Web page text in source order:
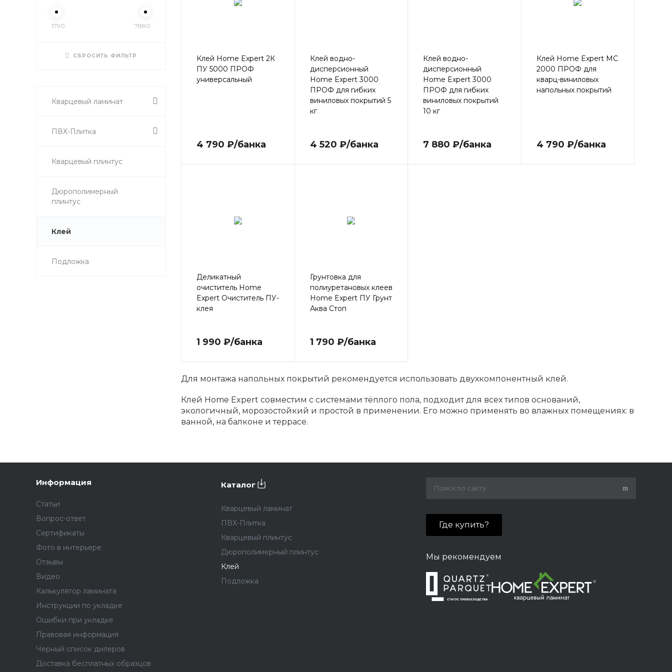
1790 7880
СБРОСИТЬ ФИЛЬТР
Кварцевый ламинат
ПВХ-Плитка
Кварцевый плинтус
Дюрополимерный
плинтус
Клей
Подложка
Клей Home Expert 2К
ПУ 5000 ПРОФ
универсальный
4 790 ₽/банка
Клей водно-
дисперсионный
Home Expert 3000
ПРОФ для гибких
виниловых покрытий 5
кг
4 520 ₽/банка
Клей водно-
дисперсионный
Home Expert 3000
ПРОФ для гибких
виниловых покрытий
10 кг
7 880 ₽/банка
Клей Home Expert МС
2000 ПРОФ для
кварц-виниловых
напольных покрытий
4 790 ₽/банка
Деликатный
очиститель Home
Expert Очиститель ПУ-
клея
1 990 ₽/банка
Грунтовка для
полиуретановых клеев
Home Expert ПУ Грунт
Аква Стоп
1 790 ₽/банка
Для монтажа напольных покрытий рекомендуется использовать двухкомпонентный клей.
Клей Home Expert совместим с системами тёплого пола, подходит для всех типов оснований,
экологичный, морозостойкий и простой в применении. Его можно применять во влажных помещениях: в
ванной, на балконе и террасе.
Информация
Статьи
Вопрос-ответ
Сертификаты
Фото в интерьере
Отзывы
Видео
Калькулятор ламината
Инструкции по укладке
Ошибки при укладке
Правовая информация
Черный список дилеров
Доставка бесплатных образцов
Каталог
Кварцевый ламинат
ПВХ-Плитка
Кварцевый плинтус
Дюрополимерный плинтус
Клей
Подложка
Где купить?
Мы рекомендуем